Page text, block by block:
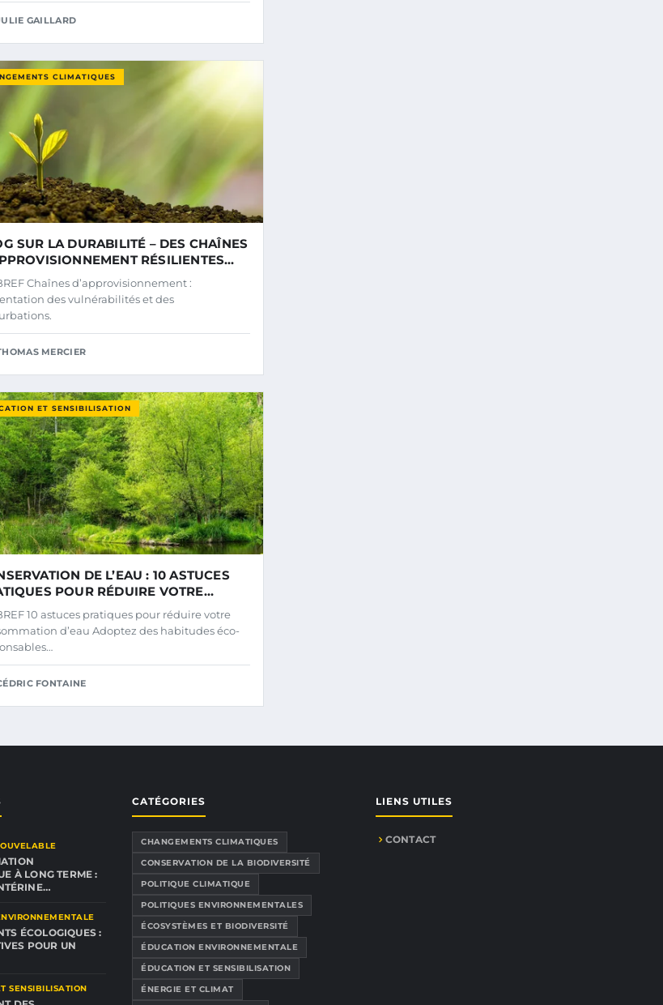
GAILLARD
CLIMATIQUES
SUR LA DURABILITÉ – DES CHAÎNES
RÉSILIENTES
AUX DÉFIS DU CHANGEMENT
Chaînes d’approvisionnement :
des vulnérabilités et des
MERCIER
ET SENSIBILISATION
DE L’EAU : 10 ASTUCES
POUR RÉDUIRE VOTRE
10 astuces pratiques pour réduire votre
d’eau Adoptez des habitudes éco-
FONTAINE
À LONG TERME :
ÉCOLOGIQUES :
POUR UN
SENSIBILISATION
CATÉGORIES
CHANGEMENTS CLIMATIQUES
CONSERVATION DE LA BIODIVERSITÉ
POLITIQUE CLIMATIQUE
POLITIQUES ENVIRONNEMENTALES
ÉCOSYSTÈMES ET BIODIVERSITÉ
ÉDUCATION ENVIRONNEMENTALE
ÉDUCATION ET SENSIBILISATION
ÉNERGIE ET CLIMAT
LIENS UTILES
CONTACT